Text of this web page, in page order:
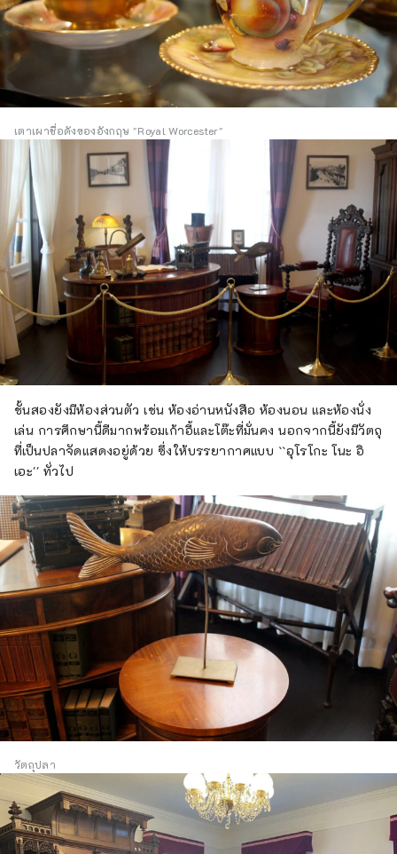
เตาเผาชื่อดังของอังกฤษ "Royal Worcester"
ชั้นสองยังมีห้องส่วนตัว เช่น ห้องอ่านหนังสือ ห้องนอน และห้องนั่ง
เล่น การศึกษานี้ดีมากพร้อมเก้าอี้และโต๊ะที่มั่นคง นอกจากนี้ยังมีวัตถุ
ที่เป็นปลาจัดแสดงอยู่ด้วย ซึ่งให้บรรยากาศแบบ ``อุโรโกะ โนะ อิ
เอะ'' ทั่วไป
วัตถุปลา